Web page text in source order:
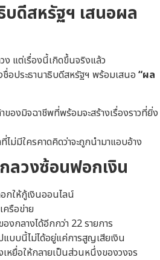
บดีสหรัฐฯ เสนอผล
ง แต่เรื่องนี้เกิดขึ้นจริงแล้ว
ชื่อประธานาธิบดีสหรัฐฯ พร้อมเสนอ “ผล
องมิจฉาชีพที่พร้อมจะสร้างเรื่องราวที่ยิ่ง
ไม่มีใครคาดคิดว่าจะถูกนำมาแอบอ้าง
ลวงซ้อนฟอกเงิน
กให้กู้เงินออนไลน์
รือข่าย
งกลางได้อีกกว่า 22 รายการ
บบนี้ไม่ได้อยู่แค่การสูญเสียเงิน
หยื่อให้กลายเป็นส่วนหนึ่งของวงจร